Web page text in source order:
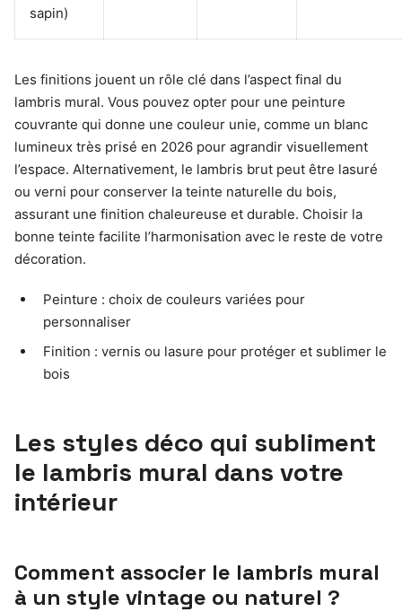
sapin)
Les finitions jouent un rôle clé dans l’aspect final du
lambris mural. Vous pouvez opter pour une peinture
couvrante qui donne une couleur unie, comme un blanc
lumineux très prisé en 2026 pour agrandir visuellement
l’espace. Alternativement, le lambris brut peut être lasuré
ou verni pour conserver la teinte naturelle du bois,
assurant une finition chaleureuse et durable. Choisir la
bonne teinte facilite l’harmonisation avec le reste de votre
décoration.
Peinture : choix de couleurs variées pour
personnaliser
Finition : vernis ou lasure pour protéger et sublimer le
bois
Les styles déco qui subliment
le lambris mural dans votre
intérieur
Comment associer le lambris mural
à un style vintage ou naturel ?